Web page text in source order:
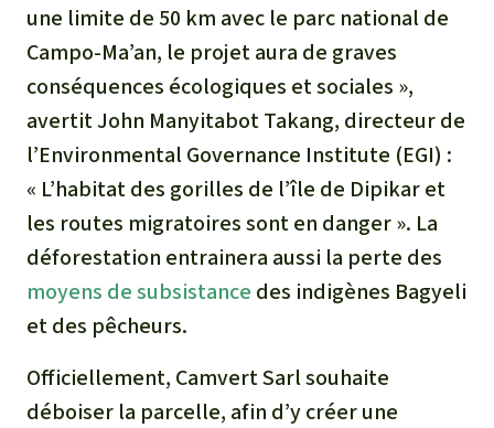
une limite de 50 km avec le parc national de
Campo-Ma’an, le projet aura de graves
conséquences écologiques et sociales »,
avertit John Manyitabot Takang, directeur de
l’Environmental Governance Institute (EGI) :
« L’habitat des gorilles de l’île de Dipikar et
les routes migratoires sont en danger ». La
déforestation entrainera aussi la perte des
moyens de subsistance des indigènes Bagyeli
et des pêcheurs.
Officiellement, Camvert Sarl souhaite
déboiser la parcelle, afin d’y créer une